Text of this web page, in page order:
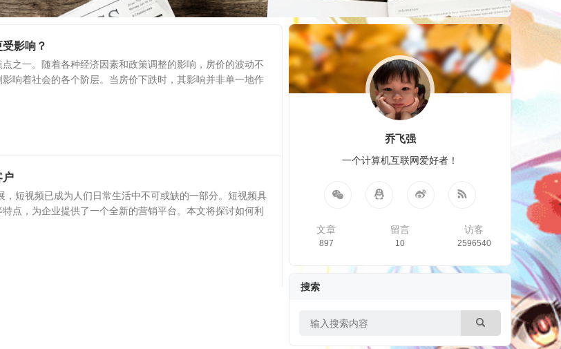
影响？
之一。随着各种经济因素和政策调整的影响，房价的波动不
响着社会的各个阶层。当房价下跌时，其影响并非单一地作
户
，短视频已成为人们日常生活中不可或缺的一部分。短视频具
点，为企业提供了一个全新的营销平台。本文将探讨如何利
乔飞强
一个计算机互联网爱好者！
文章
897
留言
10
访客
2596540
搜索